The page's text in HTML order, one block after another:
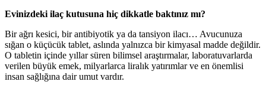
Evinizdeki ilaç kutusuna hiç dikkatle baktınız mı?
Bir ağrı kesici, bir antibiyotik ya da tansiyon ilacı… Avucunuza
sığan o küçücük tablet, aslında yalnızca bir kimyasal madde değildir.
O tabletin içinde yıllar süren bilimsel araştırmalar, laboratuvarlarda
verilen büyük emek, milyarlarca liralık yatırımlar ve en önemlisi
insan sağlığına dair umut vardır.